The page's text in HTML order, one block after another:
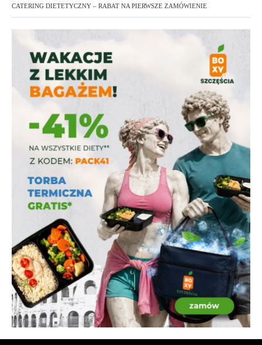
CATERING DIETETYCZNY – RABAT NA PIERWSZE ZAMÓWIENIE